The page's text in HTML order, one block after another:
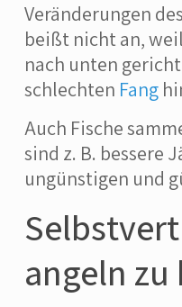
Veränderungen
beißt nicht an,
nach unten
schlechten Fang
Auch Fische
sind z. B. bessere
ungünstigen und
angeln